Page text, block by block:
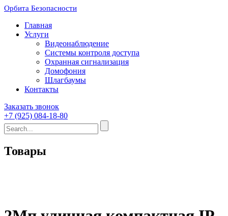
Орбита Безопасности
Главная
Услуги
Видеонаблюдение
Системы контроля доступа
Охранная сигнализация
Домофония
Шлагбаумы
Контакты
Заказать звонок
+7 (925) 084-18-80
Товары